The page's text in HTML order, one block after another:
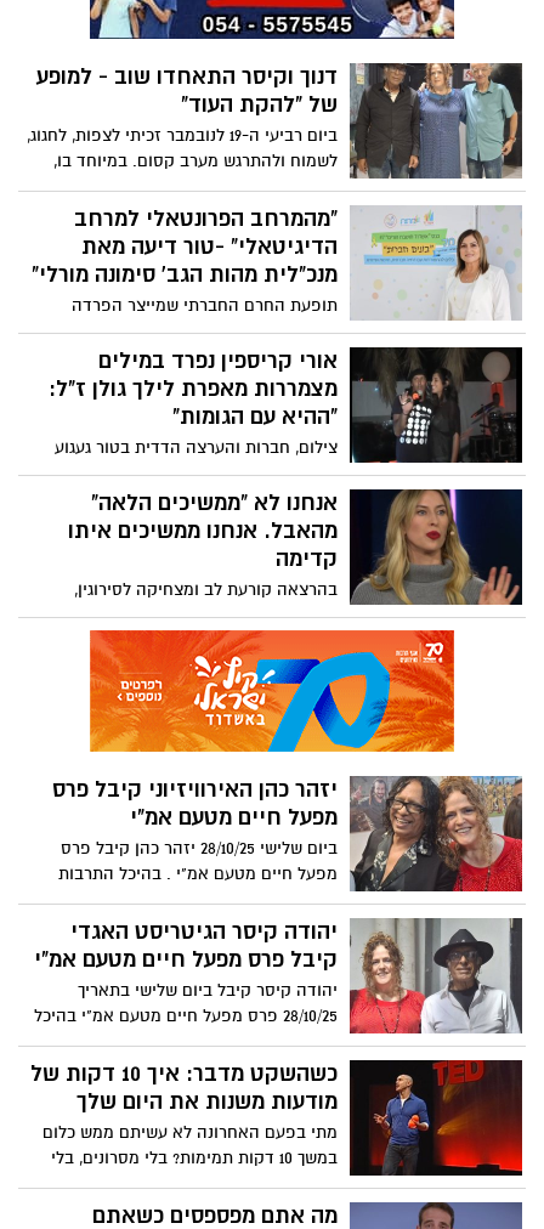
לעצור את מסע ההרס של מערכות החוק
שליט "אנחנו המטרידים", מצליח לחשוף
אחריות גברית קולקטיבית, ומציב בפנינו
מראה נוקבת: האלימות אינה רק מעשה
קיצוני של בודדים, היא מערכת חברתית
שלמה, רוויה נורמות של כוח, שליטה ושתיקה.
דנוך וקיסר התאחדו שוב - למופע
של "להקת העוד"
ביום רביעי ה-19 לנובמבר זכיתי לצפות, לחגוג,
לשמוח ולהתרגש מערב קסום. במיוחד בו,
הופיעו הזמר רמי דנוך הסולן המופלא ומקים
"להקת העוד" והגיטריסט האגדי יהודה קיסר
על במה אחת במועדון הוואנה קלאב בתל
אביב.
"מהמרחב הפרונטאלי למרחב
הדיגיטאלי" -טור דיעה מאת
מנכ"לית מהות הגב' סימונה מורלי"
תופעת החרם החברתי שמייצר הפרדה
חברתית ובידוד, זוכה בשנים האחרונות ובצדק
רב להד תקשורתי, לתשומת לב מחקרית,
להעלאה למודעות ולתכניות שונות ומגוונות
במטרה לצמצם אותה ולתת לה מענה הולם
בתרבויות האנושיות מאז ומתמיד.
אורי קריספין נפרד במילים
מצמררות מאפרת לילך גולן ז"ל:
"ההיא עם הגומות"
צילום, חברות והערצה הדדית בטור געגוע
מרגש מספר קריספין על המפגש הראשון, על
החיוך שלא כבה, ועל מורשתה של אפרת לילך
גולן תושבת אשדוד שנפטרה ממחלה קשה
והותירה חותם עמוק בלבו ובחיי הסביבה
כולה.
אנחנו לא "ממשיכים הלאה"
מהאבל. אנחנו ממשיכים איתו
קדימה
בהרצאה קורעת לב ומצחיקה לסירוגין,
הסופרת והפודקאסטרית נורה מק'אינרני
משתפת בחוכמתה שרכשה בעמל רב על חיים
ומוות. גישתה הכנה למשהו שישפיע, בואו
נודה בזה, על כולנו, משחררת כאחד, ומרגשת.
ובעיקר, היא מעודדת אותנו לשנות את אופן
הגישה שלנו לאבל. "אדם מתאבל יצחק שוב
זה לא אומר שהוא המשיך הלאה".
יזהר כהן האירוויזיוני קיבל פרס
מפעל חיים מטעם אמ"י
ביום שלישי 28/10/25 יזהר כהן קיבל פרס
מפעל חיים מטעם אמ"י . בהיכל התרבות
פתח תקווה.
יהודה קיסר הגיטריסט האגדי
קיבל פרס מפעל חיים מטעם אמ"י
יהודה קיסר קיבל ביום שלישי בתאריך
28/10/25 פרס מפעל חיים מטעם אמ"י בהיכל
התרבות בפתח-תקווה
כשהשקט מדבר: איך 10 דקות של
מודעות משנות את היום שלך
מתי בפעם האחרונה לא עשיתם ממש כלום
במשך 10 דקות תמימות? בלי מסרונים, בלי
לדבר ואפילו בלי לחשוב? המומחה למודעות
אנדי פאדיקומב מתאר את גורם השינוי
מה אתם מפספסים כשאתם